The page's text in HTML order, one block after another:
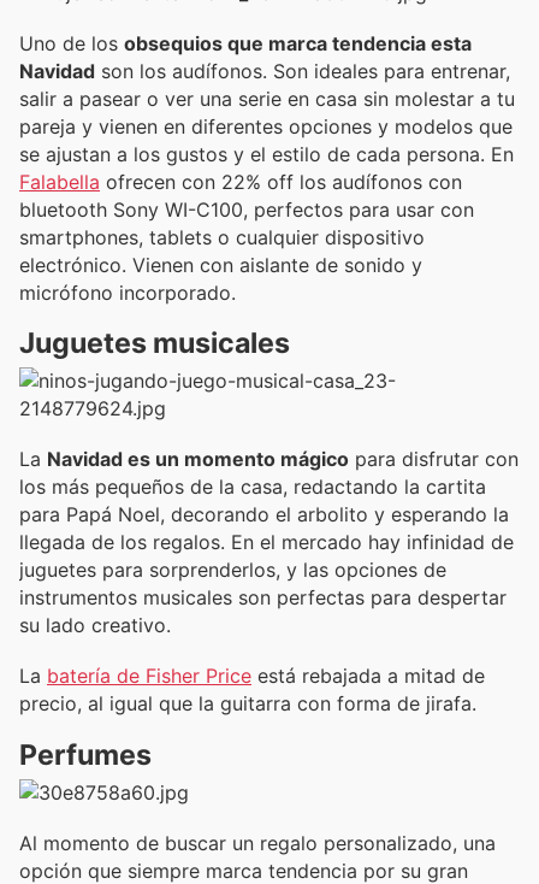
Uno de los obsequios que marca tendencia esta
Navidad son los audífonos. Son ideales para entrenar,
salir a pasear o ver una serie en casa sin molestar a tu
pareja y vienen en diferentes opciones y modelos que
se ajustan a los gustos y el estilo de cada persona. En
Falabella ofrecen con 22% off los audífonos con
bluetooth Sony WI-C100, perfectos para usar con
smartphones, tablets o cualquier dispositivo
electrónico. Vienen con aislante de sonido y
micrófono incorporado.
Juguetes musicales
La Navidad es un momento mágico para disfrutar con
los más pequeños de la casa, redactando la cartita
para Papá Noel, decorando el arbolito y esperando la
llegada de los regalos. En el mercado hay infinidad de
juguetes para sorprenderlos, y las opciones de
instrumentos musicales son perfectas para despertar
su lado creativo.
La batería de Fisher Price está rebajada a mitad de
precio, al igual que la guitarra con forma de jirafa.
Perfumes
Al momento de buscar un regalo personalizado, una
opción que siempre marca tendencia por su gran